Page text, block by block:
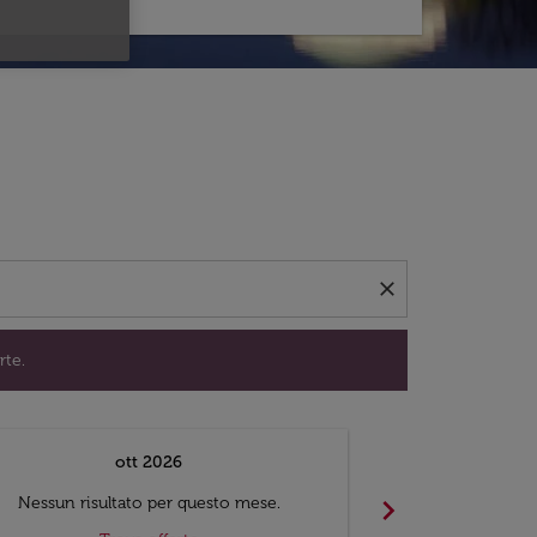
close
trovare offerte.
ott 2026
Nessun risultato per questo mese.
chevron_right